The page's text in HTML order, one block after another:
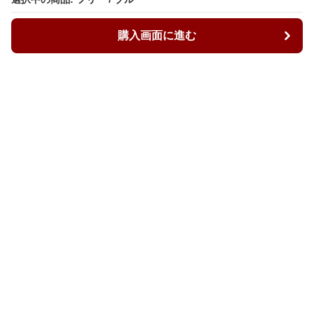
購入画面に進む
購入画面に進む